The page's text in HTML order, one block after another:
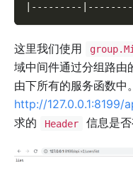
|---------
这里我们使用
域中间件通过分组路由
由下所有的服务函数中
http://127.0.0.1:8199/
求的
Header 信息是否